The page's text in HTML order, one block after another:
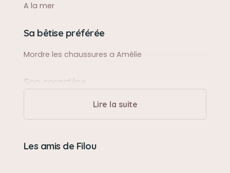
A la mer
Sa bêtise préférée
Mordre les chaussures a Amélie
Son caractère
Peluche
Lire la suite
Les amis de Filou